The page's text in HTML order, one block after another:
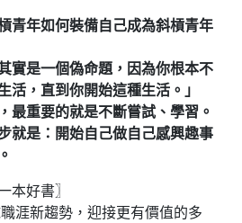
青年如何裝備自己成為斜槓青年
實是一個偽命題，因為你根本不
活，直到你開始這種生活。」
最重要的就是不斷嘗試、學習。
就是：開始自己做自己感興趣事
本好書〗
涯新趨勢，迎接更有價值的多